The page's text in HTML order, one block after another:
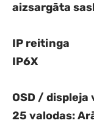
aizsargāta
IP reitinga
IP6X
OSD / displeja
25 valodas: